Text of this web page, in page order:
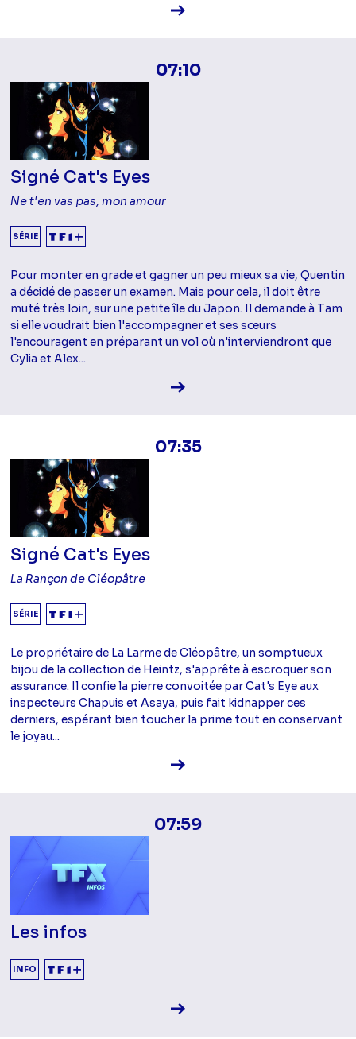
Voir la fiche diffusion
07:10
Signé Cat's Eyes
Ne t'en vas pas, mon amour
SÉRIE
Pour monter en grade et gagner un peu mieux sa vie, Quentin
a décidé de passer un examen. Mais pour cela, il doit être
muté très loin, sur une petite île du Japon. Il demande à Tam
si elle voudrait bien l'accompagner et ses sœurs
l'encouragent en préparant un vol où n'interviendront que
Cylia et Alex...
Voir la fiche diffusion
07:35
Signé Cat's Eyes
La Rançon de Cléopâtre
SÉRIE
Le propriétaire de La Larme de Cléopâtre, un somptueux
bijou de la collection de Heintz, s'apprête à escroquer son
assurance. Il confie la pierre convoitée par Cat's Eye aux
inspecteurs Chapuis et Asaya, puis fait kidnapper ces
derniers, espérant bien toucher la prime tout en conservant
le joyau...
Voir la fiche diffusion
07:59
Les infos
INFO
Voir la fiche diffusion